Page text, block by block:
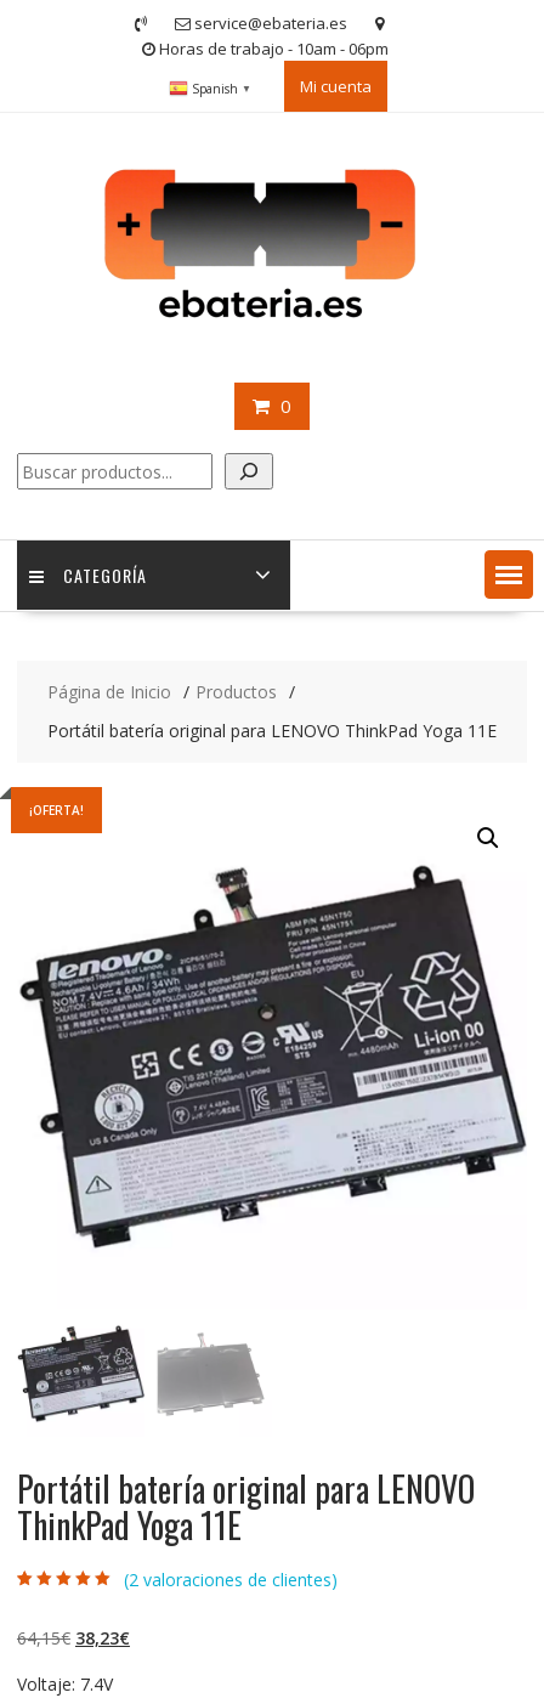
service@ebateria.es
Horas de trabajo - 10am - 06pm
Spanish ▼ Mi cuenta
0
Buscar
CATEGORÍA
Página de Inicio
Productos
Portátil batería original para LENOVO ThinkPad Yoga 11E
¡OFERTA!
Portátil batería original para LENOVO
ThinkPad Yoga 11E
valoraciones de
(2valoraciones de clientes)
64,15€ El
original
38,23€El
Voltaje: 7.4V